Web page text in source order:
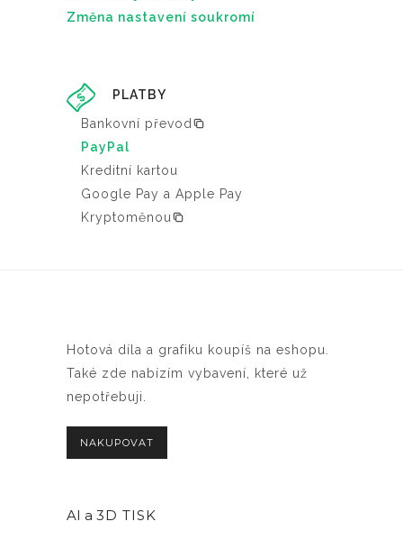
Změna nastavení soukromí
PLATBY
Bankovní převod
PayPal
Kreditní kartou
Google Pay a Apple Pay
Kryptoměnou
Hotová díla a grafiku koupíš na eshopu.
Také zde nabízím vybavení, které už
nepotřebuji.
NAKUPOVAT
AI a 3D TISK